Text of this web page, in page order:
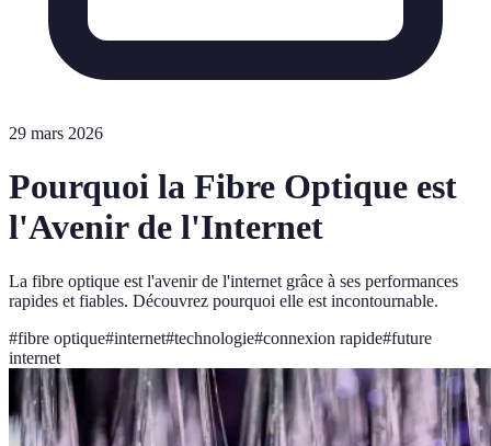
29 mars 2026
Pourquoi la Fibre Optique est
l'Avenir de l'Internet
La fibre optique est l'avenir de l'internet grâce à ses performances
rapides et fiables. Découvrez pourquoi elle est incontournable.
#fibre optique#internet#technologie#connexion rapide#future
internet